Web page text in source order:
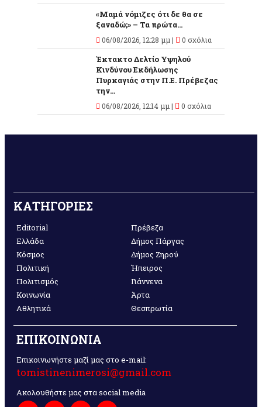
«Μαμά νόμιζες ότι δε θα σε
ξαναδώ;» – Τα πρώτα...
06/08/2026, 12:28 μμ | 0 σχόλια
Έκτακτο Δελτίο Υψηλού
Κινδύνου Εκδήλωσης
Πυρκαγιάς στην Π.Ε. Πρέβεζας
την...
06/08/2026, 12:14 μμ | 0 σχόλια
ΚΑΤΗΓΟΡΙΕΣ
Editorial
Ελλάδα
Κόσμος
Πολιτική
Πολιτισμός
Κοινωνία
Αθλητικά
Πρέβεζα
Δήμος Πάργας
Δήμος Ζηρού
Ήπειρος
Γιάννενα
Άρτα
Θεσπρωτία
ΕΠΙΚΟΙΝΩΝΙΑ
Επικοινωνήστε μαζί μας στο e-mail:
tomistinenimerosi@gmail.com
Ακολουθήστε μας στα social media